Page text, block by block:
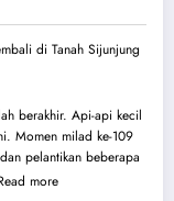
Cahaya
Sang
Balik
Pura
di Tanah Sijunjung
berakhir. Api-api kecil
Momen milad ke-109
pelantikan beberapa
more: